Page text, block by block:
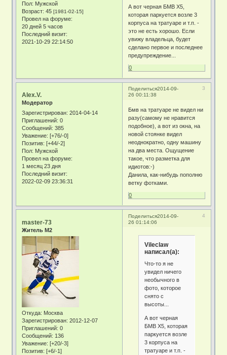
Пол: Мужской
Возраст: 45[1981-02-15]
Провел на форуме:
20 дней 5 часов
Последний визит:
2021-10-29 22:14:50
А вот черная БМВ X5,
которая паркуется возле 3
корпуса на тратуаре и т.п. -
это не есть хорошо. Если
увижу владельца, будет
сделано первое и последнее
предупреждение...
0
Поделиться 3
2014-09-
26 00:11:38
Alex.V.
Модератор
Зарегистрирован: 2014-04-14
Приглашений: 0
Сообщений: 385
Уважение: [+76/-0]
Позитив: [+44/-2]
Пол: Мужской
Провел на форуме:
1 месяц 23 дня
Последний визит:
2022-02-09 23:36:31
Бмв на тратуаре не видел ни
разу(самому не нравится
подобное), а вот из окна, на
новой стоянке видел
неоднократно, одну машину
на два места. Ощущение
такое, что разметка для
идиотов:-)
Данила, как-нибудь пополню
ветку фотками.
0
Поделиться 4
2014-09-
26 01:14:06
master-73
Житель М2
Откуда: Москва
Зарегистрирован: 2012-12-07
Приглашений: 0
Сообщений: 136
Уважение: [+20/-3]
Позитив: [+6/-1]
Vileclaw
написал(а):
Что-то я не
увидел ничего
необычного в
фото, которое
снято с
высоты...
А вот черная
БМВ X5, которая
паркуется возле
3 корпуса на
тратуаре и т.п. -